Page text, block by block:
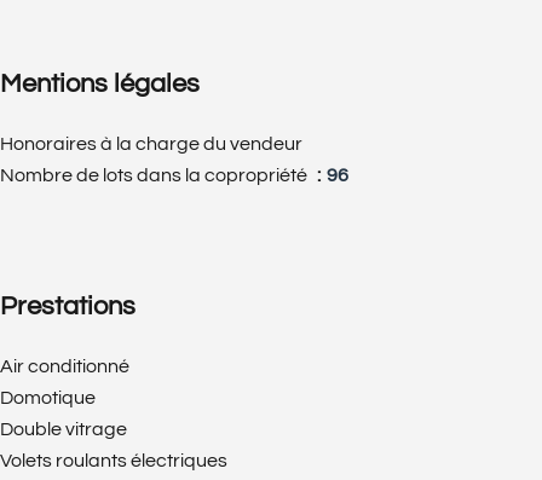
Mentions légales
Honoraires à la charge du vendeur
Nombre de lots dans la copropriété
96
Prestations
Air conditionné
Domotique
Double vitrage
Volets roulants électriques